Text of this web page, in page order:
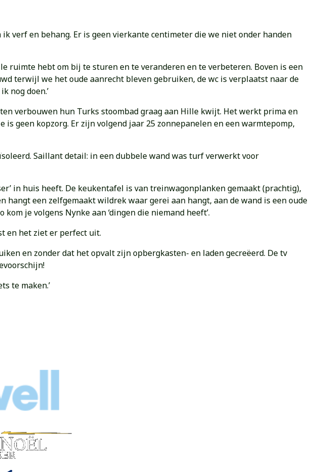
verf en behang. Er is geen vierkante centimeter die we niet onder handen
ruimte hebt om bij te sturen en te veranderen en te verbeteren. Boven is een
terwijl we het oude aanrecht bleven gebruiken, de wc is verplaatst naar de
nog doen.’
verbouwen hun Turks stoombad graag aan Hille kwijt. Het werkt prima en
geen kopzorg. Er zijn volgend jaar 25 zonnepanelen en een warmtepomp,
Saillant detail: in een dubbele wand was turf verwerkt voor
in huis heeft. De keukentafel is van treinwagonplanken gemaakt (prachtig),
een zelfgemaakt wildrek waar gerei aan hangt, aan de wand is een oude
je volgens Nynke aan ‘dingen die niemand heeft’.
en het ziet er perfect uit.
en zonder dat het opvalt zijn opbergkasten- en laden gecreëerd. De tv
te maken.’